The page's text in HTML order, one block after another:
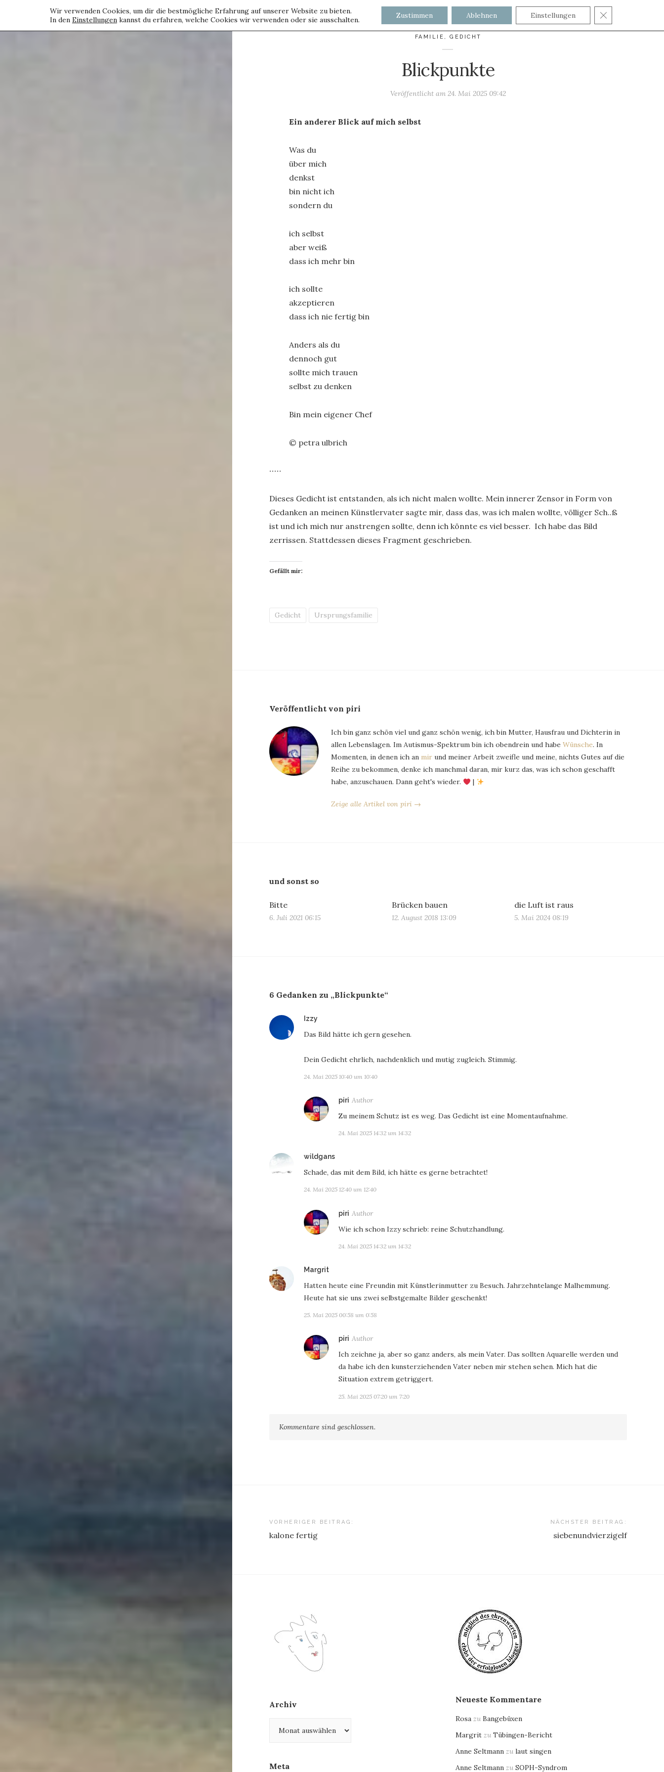
FAMILIE ,GEDICHT
Blickpunkte
Veröffentlicht am24. Mai 2025 09:42
Ein anderer Blick auf mich selbst
Was du
über mich
denkst
bin nicht ich
sondern du
ich selbst
aber weiß
dass ich mehr bin
ich sollte
akzeptieren
dass ich nie fertig bin
Anders als du
dennoch gut
sollte mich trauen
selbst zu denken
Bin mein eigener Chef
© petra ulbrich
∙∙∙∙∙
Dieses Gedicht ist entstanden, als ich nicht malen wollte. Mein innerer Zensor in Form von
Gedanken an meinen Künstlervater sagte mir, dass das, was ich malen wollte, völliger Sch..ß
ist und ich mich nur anstrengen sollte, denn ich könnte es viel besser. Ich habe das Bild
zerrissen. Stattdessen dieses Fragment geschrieben.
Gefällt mir:
Gedicht Ursprungsfamilie
Veröffentlicht von piri
Ich bin ganz schön viel und ganz schön wenig, ich bin Mutter, Hausfrau und Dichterin in
allen Lebenslagen. Im Autismus-Spektrum bin ich obendrein und habeWünsche. In
Momenten, in denen ich an mir und meiner Arbeit zweifle und meine, nichts Gutes auf die
Reihe zu bekommen, denke ich manchmal daran, mir kurz das, was ich schon geschafft
habe, anzuschauen. Dann geht's wieder.
|
Zeige alle Artikel von piri →
und sonst so
Bitte
6. Juli 2021 06:15
Brücken bauen
12. August 2018 13:09
die Luft ist raus
5. Mai 2024 08:19
6 Gedanken zu „Blickpunkte“
Izzy
Das Bild hätte ich gern gesehen.
Dein Gedicht ehrlich, nachdenklich und mutig zugleich. Stimmig.
24. Mai 2025 10:40 um 10:40
piri sagt:
Zu meinem Schutz ist es weg. Das Gedicht ist eine Momentaufnahme.
24. Mai 2025 14:32 um 14:32
wildganssagt:
Schade, das mit dem Bild, ich hätte es gerne betrachtet!
24. Mai 2025 12:40 um 12:40
piri sagt:
Wie ich schon Izzy schrieb: reine Schutzhandlung.
24. Mai 2025 14:32 um 14:32
Margrit
Hatten heute eine Freundin mit Künstlerinmutter zu Besuch. Jahrzehntelange Malhemmung.
Heute hat sie uns zwei selbstgemalte Bilder geschenkt!
25. Mai 2025 00:58 um 0:58
piri sagt:
Ich zeichne ja, aber so ganz anders, als mein Vater. Das sollten Aquarelle werden und
da habe ich den kunsterziehenden Vater neben mir stehen sehen. Mich hat die
Situation extrem getriggert.
25. Mai 2025 07:20 um 7:20
Kommentare sind geschlossen.
Beitragsnavigation
VORHERIGER BEITRAG:
kalone fertig
NÄCHSTER BEITRAG:
siebenundvierzigelf
Archiv
Meta
Neueste Kommentare
Rosa zuBangebüxen
Margrit zuTübingen-Bericht
Anne Seltmann zulaut singen
Anne Seltmann zuSOPH-Syndrom
Wir verwenden Cookies, um dir die bestmögliche Erfahrung auf unserer Website zu bieten.
In den Einstellungenkannst du erfahren, welche Cookies wir verwenden oder sie ausschalten. Zustimmen Ablehnen Einstellungen GDPR